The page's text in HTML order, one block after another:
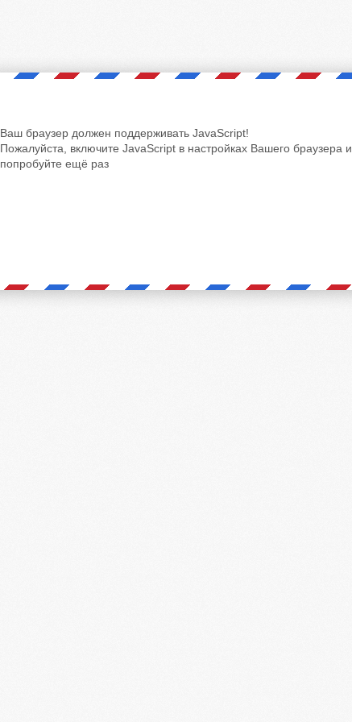
Ваш браузер должен поддерживать JavaScript!
Пожалуйста, включите JavaScript в настройках Вашего браузера и
попробуйте ещё раз